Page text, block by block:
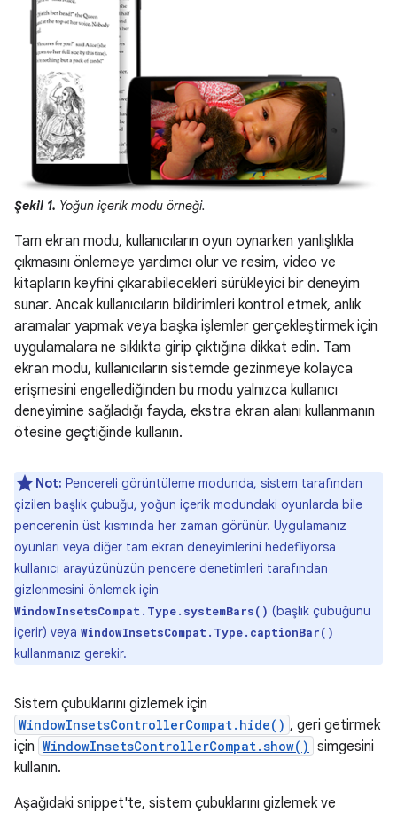
Şekil 1. Yoğun içerik modu örneği.
Tam ekran modu, kullanıcıların oyun oynarken yanlışlıkla
çıkmasını önlemeye yardımcı olur ve resim, video ve
kitapların keyfini çıkarabilecekleri sürükleyici bir deneyim
sunar. Ancak kullanıcıların bildirimleri kontrol etmek, anlık
aramalar yapmak veya başka işlemler gerçekleştirmek için
uygulamalara ne sıklıkta girip çıktığına dikkat edin. Tam
ekran modu, kullanıcıların sistemde gezinmeye kolayca
erişmesini engellediğinden bu modu yalnızca kullanıcı
deneyimine sağladığı fayda, ekstra ekran alanı kullanmanın
ötesine geçtiğinde kullanın.
Not: Pencereli görüntüleme modunda, sistem tarafından
çizilen başlık çubuğu, yoğun içerik modundaki oyunlarda bile
pencerenin üst kısmında her zaman görünür. Uygulamanız
oyunları veya diğer tam ekran deneyimlerini hedefliyorsa
kullanıcı arayüzünüzün pencere denetimleri tarafından
gizlenmesini önlemek için
WindowInsetsCompat.Type.systemBars() (başlık çubuğunu
içerir) veya WindowInsetsCompat.Type.captionBar()
kullanmanız gerekir.
Sistem çubuklarını gizlemek için
WindowInsetsControllerCompat.hide() , geri getirmek
için WindowInsetsControllerCompat.show() simgesini
kullanın.
Aşağıdaki snippet'te, sistem çubuklarını gizlemek ve